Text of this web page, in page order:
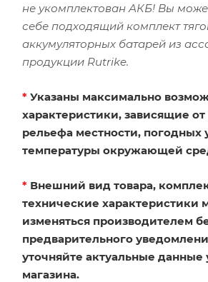
не укомплектован АКБ! Вы
себе подходящий комплект
аккумуляторных батарей из
продукции Rutrike.
* Указаны максимально
характеристики, зависящие
рельефа местности, погодных
температуры окружающей
* Внешний вид товара,
технические характеристики
изменяться производителем
предварительного
уточняйте актуальные
магазина.